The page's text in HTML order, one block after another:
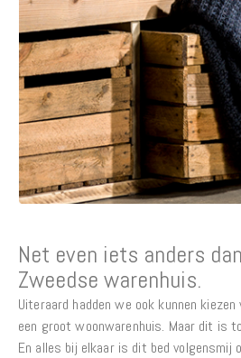
Net even iets anders
Zweedse warenhuis.
Uiteraard hadden we ook kunnen kiezen
een groot woonwarenhuis. Maar dit is
En alles bij elkaar is dit bed volgensmij